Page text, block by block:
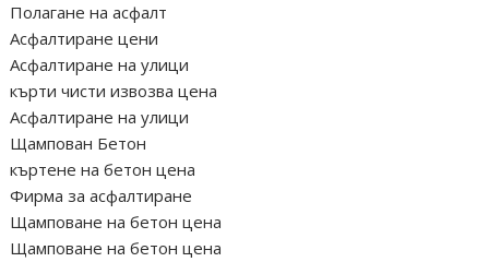
Полагане на асфалт
Асфалтиране цени
Асфалтиране на улици
кърти чисти извозва цена
Асфалтиране на улици
Щампован Бетон
къртене на бетон цена
Фирма за асфалтиране
Щамповане на бетон цена
Щамповане на бетон цена